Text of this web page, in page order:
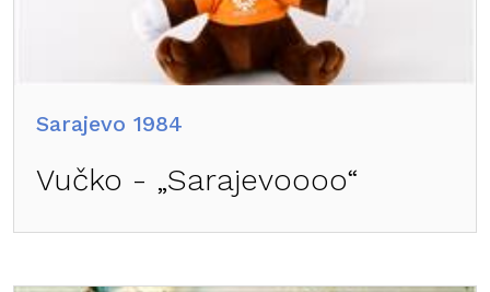
Sarajevo 1984
Vučko - „Sarajevoooo“